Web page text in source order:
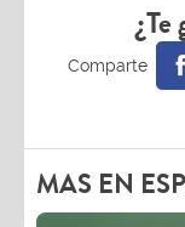
¿Te
MAS EN